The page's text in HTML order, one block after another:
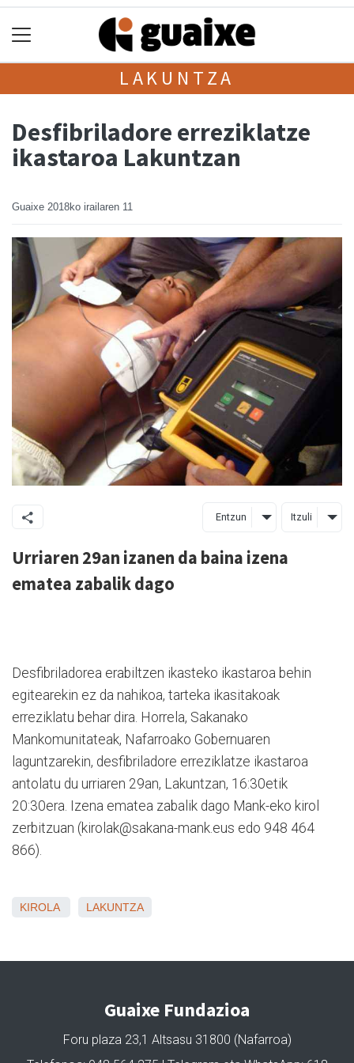
LAKUNTZA
Desfibriladore erreziklatze
ikastaroa Lakuntzan
Guaixe 2018ko irailaren 11
Entzun Itzuli
Urriaren 29an izanen da baina izena
ematea zabalik dago
Desfibriladorea erabiltzen ikasteko ikastaroa behin
egitearekin ez da nahikoa, tarteka ikasitakoak
erreziklatu behar dira. Horrela, Sakanako
Mankomunitateak, Nafarroako Gobernuaren
laguntzarekin, desfibriladore erreziklatze ikastaroa
antolatu du urriaren 29an, Lakuntzan, 16:30etik
20:30era. Izena ematea zabalik dago Mank-eko kirol
zerbitzuan (kirolak@sakana-mank.eus edo 948 464
866).
KIROLA LAKUNTZA
Guaixe Fundazioa
Foru plaza 23,1 Altsasu 31800 (Nafarroa)